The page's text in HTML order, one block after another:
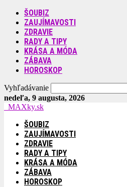
ŠOUBIZ
ZAUJÍMAVOSTI
ZDRAVIE
RADY A TIPY
KRÁSA A MÓDA
ZÁBAVA
HOROSKOP
Vyhľadávanie
nedeľa, 9 augusta, 2026
MAXky.sk
ŠOUBIZ
ZAUJÍMAVOSTI
ZDRAVIE
RADY A TIPY
KRÁSA A MÓDA
ZÁBAVA
HOROSKOP